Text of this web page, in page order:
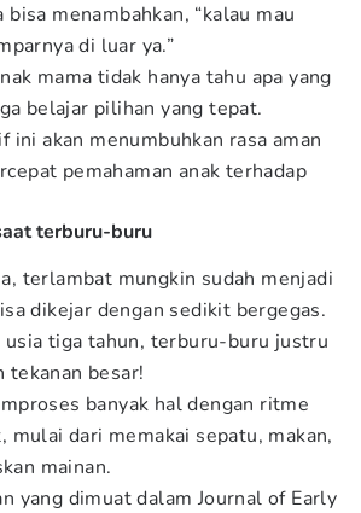
bisa menambahkan, “kalau mau
di luar ya.”
mama tidak hanya tahu apa yang
belajar pilihan yang tepat.
ini akan menumbuhkan rasa aman
pemahaman anak terhadap
terburu-buru
terlambat mungkin sudah menjadi
dikejar dengan sedikit bergegas.
usia tiga tahun, terburu-buru justru
tekanan besar!
banyak hal dengan ritme
mulai dari memakai sepatu, makan,
mainan.
yang dimuat dalam Journal of Early